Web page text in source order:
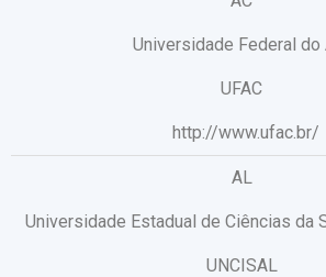
Universidade Federal do
UFAC
http://www.ufac.br/
AL
Universidade Estadual de Ciências da
UNCISAL